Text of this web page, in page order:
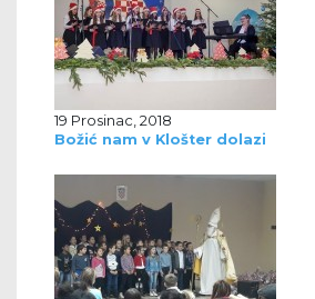
19 Prosinac, 2018
Božić nam v Klošter dolazi